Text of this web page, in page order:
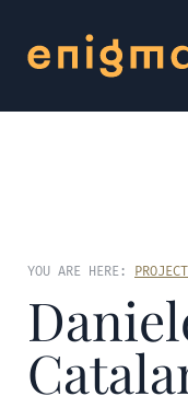
YOU ARE HERE: